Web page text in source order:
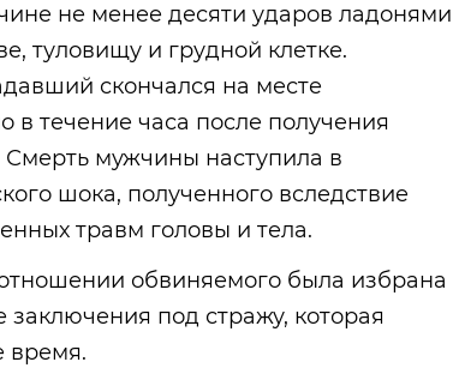
не менее десяти ударов ладонями
туловищу и грудной клетке.
скончался на месте
в течение часа после получения
мужчины наступила в
шока, полученного вследствие
травм головы и тела.
обвиняемого была избрана
под стражу, которая
время.